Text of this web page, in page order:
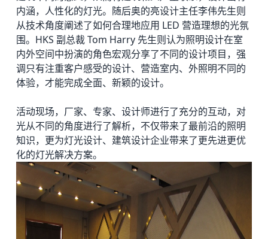
内涵，人性化的灯光。随后奥的亮设计主任李伟先生则
从技术角度阐述了如何合理地应用 LED 营造理想的光氛
围。HKS 副总裁 Tom Harry 先生则认为照明设计在室
内外空间中扮演的角色宏观分享了不同的设计项目，强
调只有注重客户感受的设计、营造室内、外照明不同的
体验，才能完成全面、新颖的设计。
活动现场，厂家、专家、设计师进行了充分的互动，对
光从不同的角度进行了解析，不仅带来了最前沿的照明
知识，更为灯光设计、建筑设计企业带来了更先进更优
化的灯光解决方案。